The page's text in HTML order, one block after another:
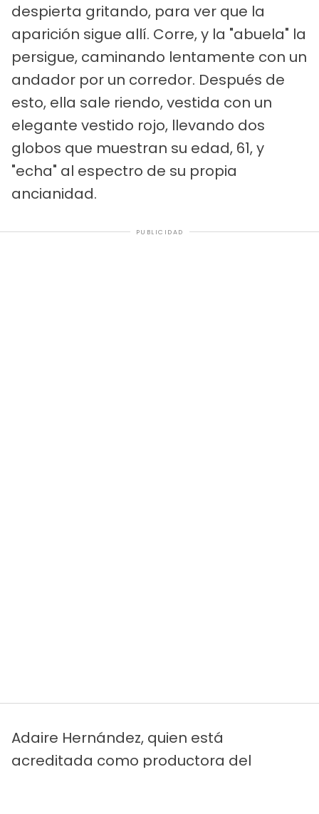
despierta gritando, para ver que la
aparición sigue allí. Corre, y la "abuela" la
persigue, caminando lentamente con un
andador por un corredor. Después de
esto, ella sale riendo, vestida con un
elegante vestido rojo, llevando dos
globos que muestran su edad, 61, y
"echa" al espectro de su propia
ancianidad.
PUBLICIDAD
Adaire Hernández, quien está
acreditada como productora del